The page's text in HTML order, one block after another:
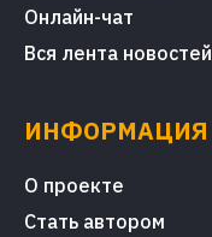
Онлайн-чат
Вся лента новостей
ИНФОРМАЦИЯ
О проекте
Стать автором